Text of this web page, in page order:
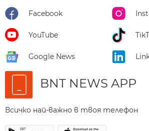
Facebook
YouTube
Google News
BNT NEWS APP
Всичко най-важно в твоя телефон